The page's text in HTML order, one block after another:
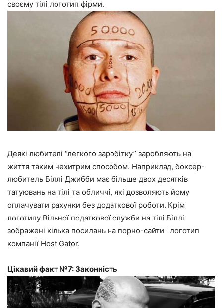
своєму тілі логотип фірми.
Деякі любителі “легкого заробітку” заробляють на
життя таким нехитрим способом. Наприклад, боксер-
любитель Біллі Джибби має більше двох десятків
татуювань на тілі та обличчі, які дозволяють йому
оплачувати рахунки без додаткової роботи. Крім
логотипу Вільної податкової служби на тілі Біллі
зображені кілька посилань на порно-сайти і логотип
компанії Host Gator.
Цікавий факт №7: Законність